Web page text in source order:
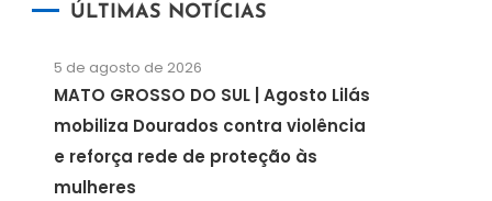
ÚLTIMAS NOTÍCIAS
5 de agosto de 2026
MATO GROSSO DO SUL | Agosto Lilás
mobiliza Dourados contra violência
e reforça rede de proteção às
mulheres